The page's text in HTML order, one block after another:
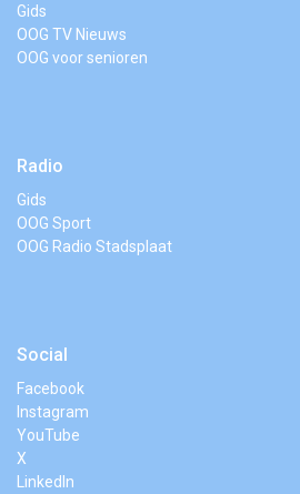
Gids
OOG TV Nieuws
OOG voor senioren
Radio
Gids
OOG Sport
OOG Radio Stadsplaat
Social
Facebook
Instagram
YouTube
X
LinkedIn